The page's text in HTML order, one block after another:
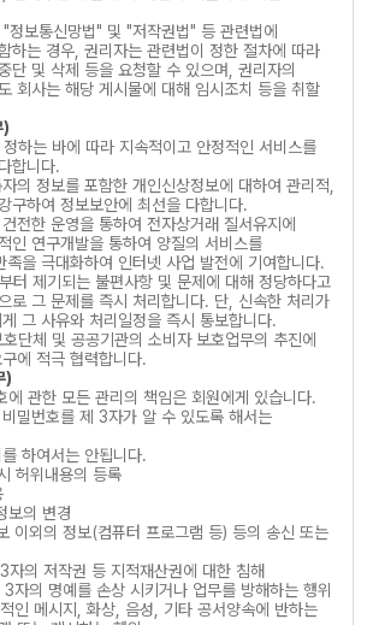
정보통신망법" 및 "저작권법" 등 관련법에
하는 경우, 권리자는 관련법이 정한 절차에 따라
단 및 삭제 등을 요청할 수 있으며, 권리자의
회사는 해당 게시물에 대해 임시조치 등을 취할
)
하는 바에 따라 지속적이고 안정적인 서비스를
합니다.
의 정보를 포함한 개인신상정보에 대하여 관리적,
구하여 정보보안에 최선을 다합니다.
전한 운영을 통하여 전자상거래 질서유지에
인 연구개발을 통하여 양질의 서비스를
족을 극대화하여 인터넷 사업 발전에 기여합니다.
터 제기되는 불편사항 및 문제에 대해 정당하다고
로 그 문제를 즉시 처리합니다. 단, 신속한 처리가
그 사유와 처리일정을 즉시 통보합니다.
단체 및 공공기관의 소비자 보호업무의 추진에
에 적극 협력합니다.
)
에 관한 모든 관리의 책임은 회원에게 있습니다.
밀번호를 제 3자가 알 수 있도록 해서는
하여서는 안됩니다.
허위내용의 등록
보의 변경
이외의 정보(컴퓨터 프로그램 등) 등의 송신 또는
자의 저작권 등 지적재산권에 대한 침해
자의 명예를 손상 시키거나 업무를 방해하는 행위
인 메시지, 화상, 음성, 기타 공서양속에 반하는